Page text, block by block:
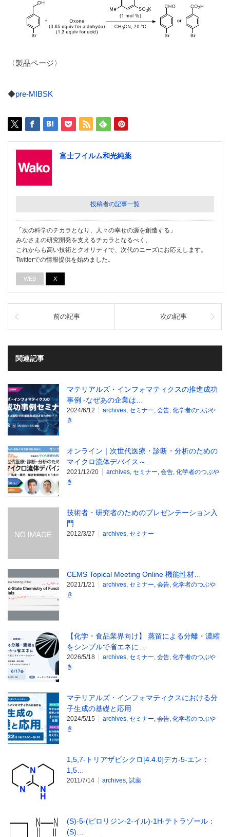
〈製品ページ〉
◆pre-MIBSK
富士フイルム和光純薬
投稿者の記事一覧
「次の科学のチカラとなり、人々の幸せの源を創造する」
みなさまの研究開発を支えるチカラとなるべく、
これからも高い技術とクオリティで、次代のニーズにお応えします。
Twitterでの情報提供を始めました。
WEB X
前の記事 次の記事
関連記事
マテリアルズ・インフォマティクスの推進成功
事例 -なぜあの企業は…
2024/6/12 archives, セミナー, 会告, 化学者のつぶや
き
オンライン｜次世代医療・診断・分析のための
マイクロ流体デバイス～…
2021/12/20 archives, セミナー, 会告, 化学者のつぶや
き
技術者・研究者のためのプレゼンテーション入
門
2012/3/27 archives, セミナー
CEMS Topical Meeting Online 機能性材…
2021/1/21 archives, セミナー, 会告, 化学者のつぶや
き
【化学・食品業界向け】 蒸留による分離・濃縮
をシンプルで省エネに…
2026/5/18 archives, セミナー, 会告, 化学者のつぶや
き
マテリアルズ・インフォマティクスにおける分
子生成の基礎と応用
2024/5/15 archives, セミナー, 会告, 化学者のつぶや
き
1,5,7-トリアザビシクロ[4.4.0]デカ-5-エン：
1,5…
2011/7/14 archives, 試薬
(S)-5-(ピロリジン-2-イル)-1H-テトラゾール：
(S)…